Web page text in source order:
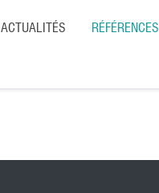
ACTUALITÉS RÉFÉRENCES